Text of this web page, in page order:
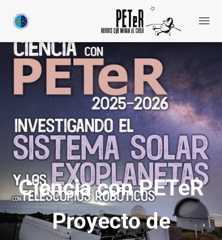
M
O
D
O
E
N
A
V
E
G
C
I
Ó
N
Ciencia con PETeR
Proyecto de